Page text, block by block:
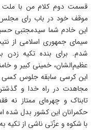
قسمت دوم کلام من با ملت
موقف خود در باب رای مجلس
این خادم شما سیدمجتبی
سیمای جمهوری اسلامی از
شدم. برای بنده تکیه
عظیم‌الشان، خمینی کبیر و
مجاهدت در راه خدا و گذشتن
تابناک و چهره‌ای ممتاز نه
حکمرانان این کشور بدل
با شکوه و عزّتی ناشی از تکیه